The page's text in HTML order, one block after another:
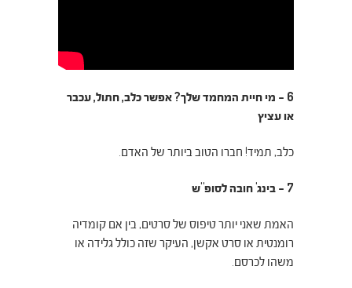
6 – מי חיית המחמד שלך? אפשר כלב, חתול, עכבר
או עציץ
כלב, תמיד! חברו הטוב ביותר של האדם.
7 – בינג' חובה לסופ"ש
האמת שאני יותר טיפוס של סרטים, בין אם קומדיה
רומנטית או סרט אקשן, העיקר שזה כולל גלידה או
משהו לכרסם.